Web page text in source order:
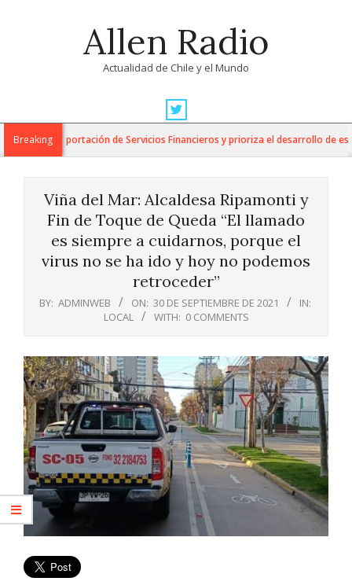
Allen Radio
Actualidad de Chile y el Mundo
Navigation
MenuBreaking
para la Exportación de Servicios Financieros y prioriza el desarrollo de esta
Viña del Mar: Alcaldesa Ripamonti y
Fin de Toque de Queda “El llamado
es siempre a cuidarnos, porque el
virus no se ha ido y hoy no podemos
retroceder”
BY: ADMINWEB ON: 30 DE SEPTIEMBRE DE 2021
IN:
LOCAL
WITH: 0 COMMENTS